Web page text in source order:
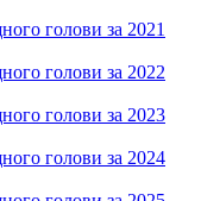
голови за 2021
голови за 2022
голови за 2023
голови за 2024